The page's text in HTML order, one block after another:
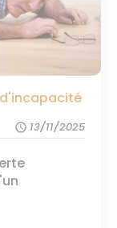
schedule 13/11/2025